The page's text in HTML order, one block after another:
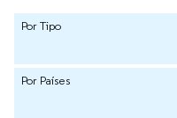
Por Tipo
Por Países